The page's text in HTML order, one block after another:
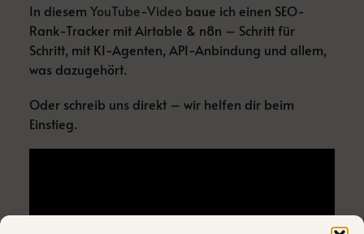
In diesem YouTube-Video baue ich einen SEO-
Rank-Tracker mit Airtable & n8n – Schritt für
Schritt, mit KI-Agenten, API-Anbindung und allem,
was dazugehört.
Oder schreib uns direkt – wir helfen dir beim
Einstieg.